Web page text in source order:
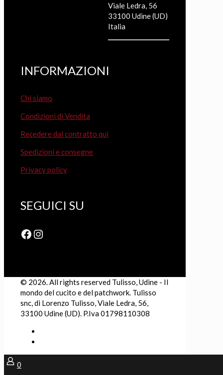
Viale Ledra, 56
33100 Udine (UD)
Italia
INFORMAZIONI
Chi siamo
Condizioni di Vendita
Recedere dal contratto qui
Spedizioni e consegne
Privacy policy
SEGUICI SU
Facebook
Instagram
© 2026. All rights reserved Tulisso, Udine - Il
mondo del cucito e del patchwork. Tulisso
snc, di Lorenzo Tulisso, Viale Ledra, 56,
33100 Udine (UD). P.Iva 01798110308
0